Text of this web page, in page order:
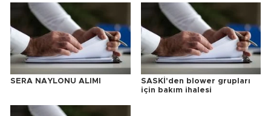
SERA NAYLONU ALIMI
SASKİ'den blower grupları
için bakım ihalesi